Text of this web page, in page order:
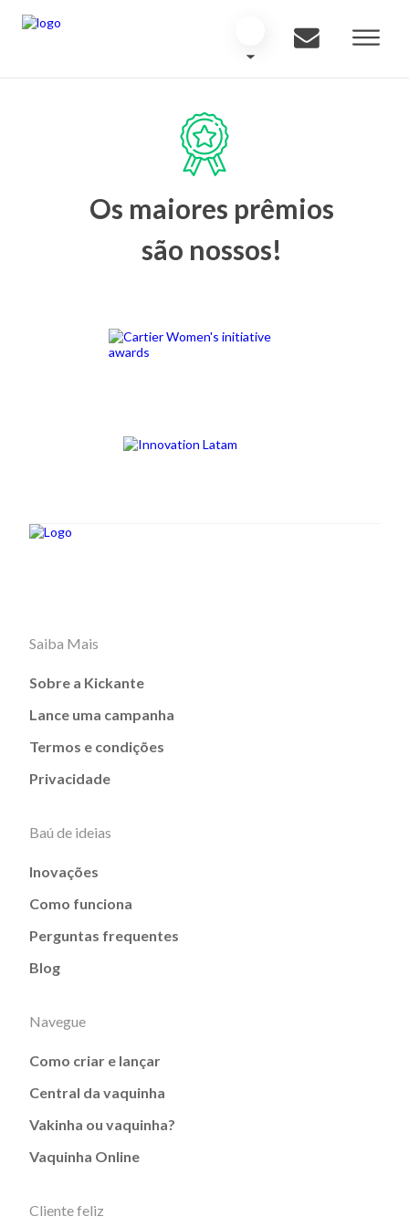
Os maiores prêmios
são nossos!
Saiba Mais
Sobre a Kickante
Lance uma campanha
Termos e condições
Privacidade
Baú de ideias
Inovações
Como funciona
Perguntas frequentes
Blog
Navegue
Como criar e lançar
Central da vaquinha
Vakinha ou vaquinha?
Vaquinha Online
Cliente feliz